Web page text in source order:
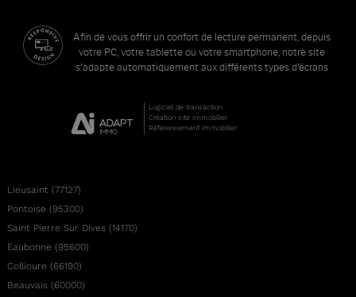
Afin de vous offrir un confort de lecture permanent, depuis
votre PC, votre tablette ou votre smartphone, notre site
s'adapte automatiquement aux différents types d'écrans
Logiciel de transaction
Création site immobilier
Référencement immobilier
Lieusaint (77127)
Pontoise (95300)
Saint Pierre Sur Dives (14170)
Eaubonne (95600)
Collioure (66190)
Beauvais (60000)